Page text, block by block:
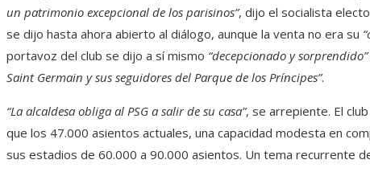
un patrimonio excepcional de los parisinos”, dijo el socialista
se dijo hasta ahora abierto al diálogo, aunque la venta no era su
portavoz del club se dijo a sí mismo “decepcionado y sorprendido”
Saint Germain y sus seguidores del Parque de los Príncipes”.
“La alcaldesa obliga al PSG a salir de su casa”, se arrepiente. El
que los 47.000 asientos actuales, una capacidad modesta en
sus estadios de 60.000 a 90.000 asientos. Un tema recurrente